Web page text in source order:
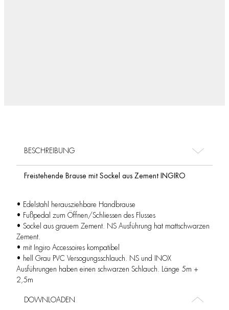
BESCHREIBUNG
Freistehende Brause mit Sockel aus Zement INGIRO
• Edelstahl herausziehbare Handbrause
• Fußpedal zum Öffnen/Schliessen des Flusses
• Sockel aus grauem Zement. NS Ausführung hat mattschwarzen
Zement.
• mit Ingiro Accessoires kompatibel
• hell Grau PVC Versogungsschlauch. NS und INOX
Ausführungen haben einen schwarzen Schlauch. Länge 5m +
2,5m
DOWNLOADEN